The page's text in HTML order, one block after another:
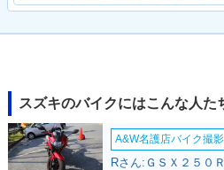
125・カラーチェン
ジ
125フラットシ
仕様・追加
スズキのバイクにはこんな人た
A&W名護店バイク撮
Rさん:ＧＳＸ２５０